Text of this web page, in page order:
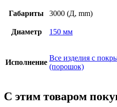
Габариты 3000 (Д, mm)
Диаметр 150 мм
Исполнение
Все изделия с
(порошок)
С этим товаром